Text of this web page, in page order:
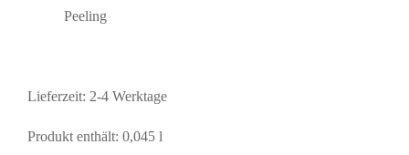
Peeling
Lieferzeit: 2-4 Werktage
Produkt enthält: 0,045 l